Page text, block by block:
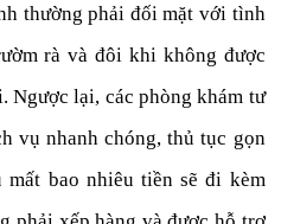
thường phải đối mặt với tình
rà và đôi khi không được
Ngược lại, các phòng khám tư
vụ nhanh chóng, thủ tục gọn
mất bao nhiêu tiền sẽ đi kèm